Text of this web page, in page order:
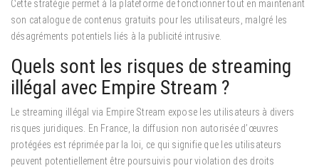
Cette stratégie permet à la plateforme de fonctionner tout en maintenant
son catalogue de contenus gratuits pour les utilisateurs, malgré les
désagréments potentiels liés à la publicité intrusive.
Quels sont les risques de streaming
illégal avec Empire Stream ?
Le streaming illégal via Empire Stream expose les utilisateurs à divers
risques juridiques.
En France, la diffusion non autorisée d’œuvres
protégées est réprimée par la loi, ce qui signifie que les utilisateurs
peuvent potentiellement être poursuivis pour violation des droits